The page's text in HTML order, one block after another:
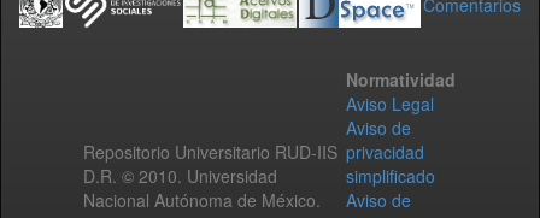
Comentarios
Repositorio Universitario RUD-IIS
D.R. © 2010. Universidad
Nacional Autónoma de México.
Normatividad
Aviso Legal
Aviso de
privacidad
simplificado
Aviso de